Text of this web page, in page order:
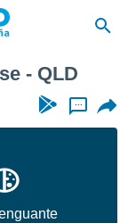
- QLD
...